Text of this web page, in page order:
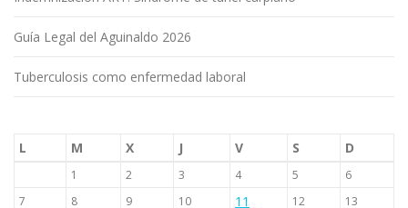
Guía Legal del Aguinaldo 2026
Tuberculosis como enfermedad laboral
L M X J V S D
1 2 3 4 5
6
7
8 9 10 11 12
13